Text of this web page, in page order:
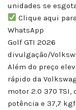
unidades se
Clique aqui
WhatsApp
Golf GTI 2026
divulgação/
Além do preço
rápido da
motor 2.0 370
potência e 37,7